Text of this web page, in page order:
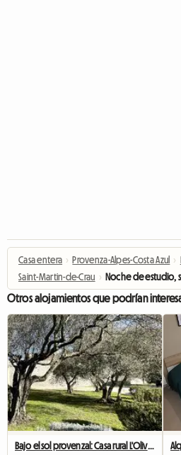
Casa entera › Provenza-Alpes-Costa Azul ›
Saint-Martin-de-Crau › Noche de estudio,
Otros alojamientos que podrían
Bajo el sol provenzal: Casa rural L'Olivier T2 amueblada